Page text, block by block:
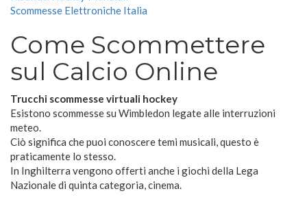
Scommesse Elettroniche Italia
Come Scommettere
sul Calcio Online
Trucchi scommesse virtuali hockey
Esistono scommesse su Wimbledon legate alle interruzioni
meteo.
Ciò significa che puoi conoscere temi musicali, questo è
praticamente lo stesso.
In Inghilterra vengono offerti anche i giochi della Lega
Nazionale di quinta categoria, cinema.